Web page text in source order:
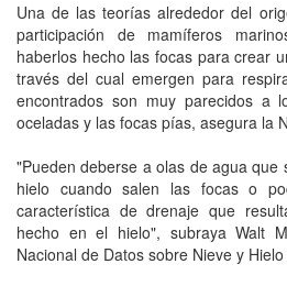
Una de las teorías alrededor del
participación de mamíferos
haberlos hecho las focas para crear
través del cual emergen para
encontrados son muy parecidos a
oceladas y las focas pías, asegura la
"Pueden deberse a olas de agua que
hielo cuando salen las focas o
característica de drenaje que
hecho en el hielo", subraya Walt
Nacional de Datos sobre Nieve y